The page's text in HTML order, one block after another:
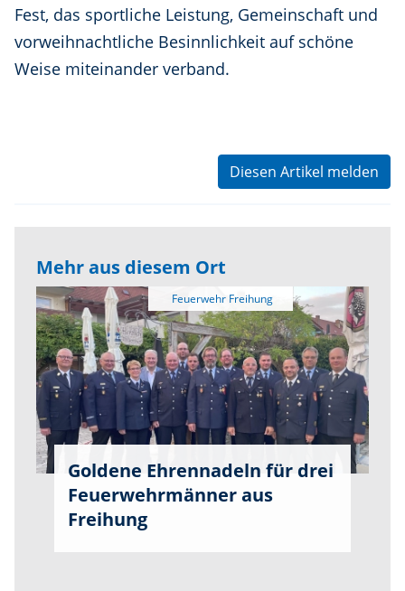
Fest, das sportliche Leistung, Gemeinschaft und
vorweihnachtliche Besinnlichkeit auf schöne
Weise miteinander verband.
Diesen Artikel melden
Mehr aus diesem Ort
Feuerwehr Freihung
Goldene Ehrennadeln für drei
Feuerwehrmänner aus
Freihung